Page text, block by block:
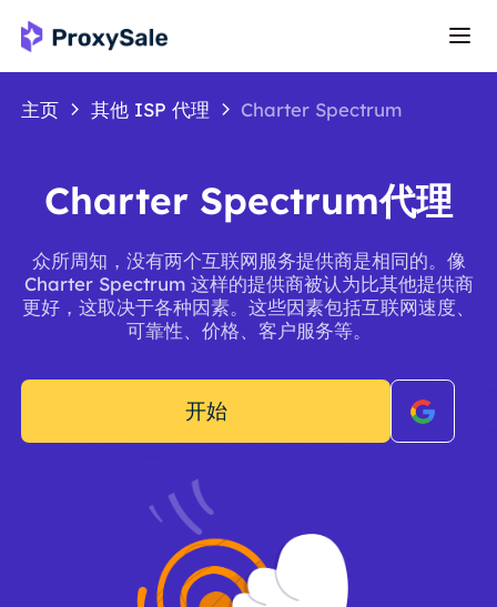
主页 其他 ISP 代理 Charter Spectrum
Charter Spectrum代理
众所周知，没有两个互联网服务提供商是相同的。像
Charter Spectrum 这样的提供商被认为比其他提供商
更好，这取决于各种因素。这些因素包括互联网速度、
可靠性、价格、客户服务等。
开始